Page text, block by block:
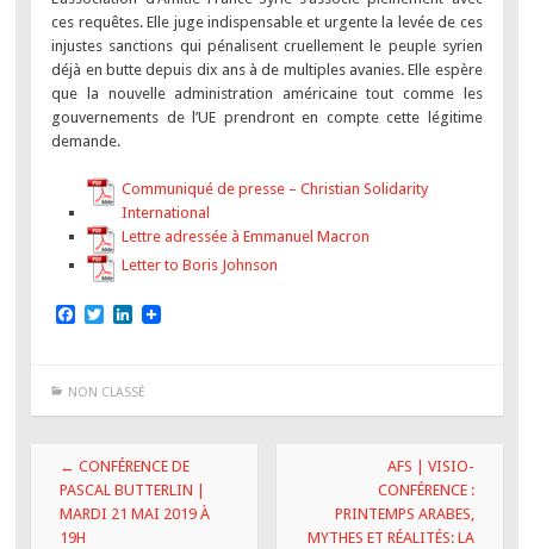
ces requêtes. Elle juge indispensable et urgente la levée de ces
injustes sanctions qui pénalisent cruellement le peuple syrien
déjà en butte depuis dix ans à de multiples avanies. Elle espère
que la nouvelle administration américaine tout comme les
gouvernements de l’UE prendront en compte cette légitime
demande.
Communiqué de presse – Christian Solidarity
International
Lettre adressée à Emmanuel Macron
Letter to Boris Johnson
F
b
T
t
L
e
NON CLASSÉ
Navigation
des
articles
← CONFÉRENCE DE
PASCAL BUTTERLIN |
MARDI 21 MAI 2019 À
19H
AFS | VISIO-
CONFÉRENCE :
PRINTEMPS ARABES,
MYTHES ET RÉALITÉS: LA